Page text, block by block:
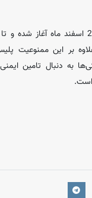
این ممنوعیت از روز 29 اسفند ماه
بر این ممنوعیت
به دنبال تامین
است.